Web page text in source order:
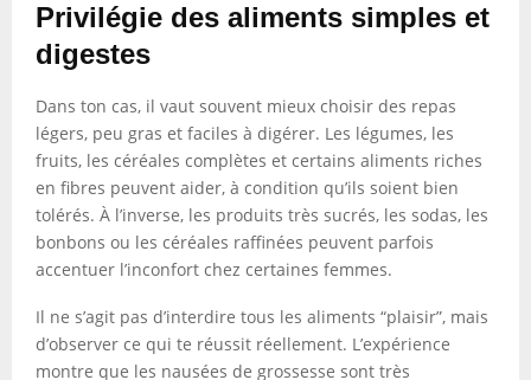
Privilégie des aliments simples et
digestes
Dans ton cas, il vaut souvent mieux choisir des repas
légers, peu gras et faciles à digérer. Les légumes, les
fruits, les céréales complètes et certains aliments riches
en fibres peuvent aider, à condition qu’ils soient bien
tolérés. À l’inverse, les produits très sucrés, les sodas, les
bonbons ou les céréales raffinées peuvent parfois
accentuer l’inconfort chez certaines femmes.
Il ne s’agit pas d’interdire tous les aliments “plaisir”, mais
d’observer ce qui te réussit réellement. L’expérience
montre que les nausées de grossesse sont très